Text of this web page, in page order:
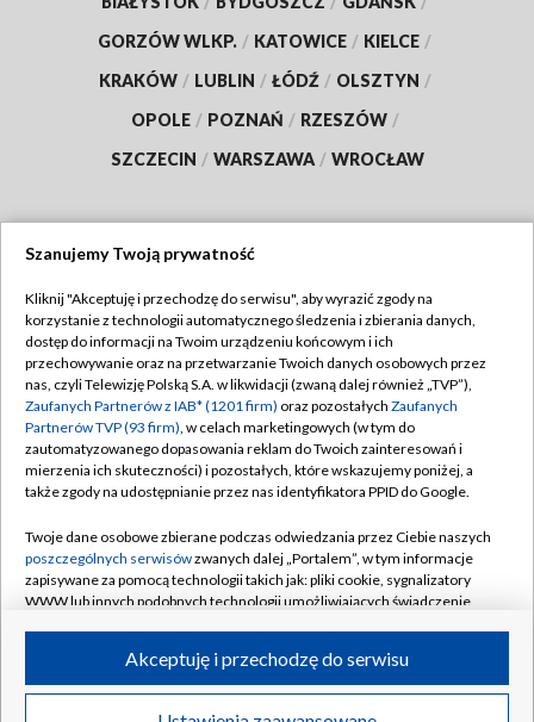
GORZÓW WLKP. / KATOWICE / KIELCE /
KRAKÓW / LUBLIN / ŁÓDŹ / OLSZTYN /
OPOLE / POZNAŃ / RZESZÓW /
SZCZECIN / WARSZAWA / WROCŁAW
TVP
Abonament TVP
Emisja w TVP
Centrum informacji TVP
Naziemna Telewizja Cyfrowa
Rada Programowa
System NOS
Informacje o nadawcy
Program dla prasy
Regulamin TVP
Polityka prywatności
Moje zgody
Pomoc
Kontakt
Kanały
©2026 Telewizja Polska S.A. w likwidacji
Szanujemy Twoją prywatność
Kliknij "Akceptuję i przechodzę do serwisu", aby wyrazić zgody na
korzystanie z technologii automatycznego śledzenia i zbierania danych,
dostęp do informacji na Twoim urządzeniu końcowym i ich
przechowywanie oraz na przetwarzanie Twoich danych osobowych przez
nas, czyli Telewizję Polską S.A. w likwidacji (zwaną dalej również „TVP”),
Zaufanych Partnerów z IAB* (1201 firm) oraz pozostałych Zaufanych
Partnerów TVP (93 firm), w celach marketingowych (w tym do
zautomatyzowanego dopasowania reklam do Twoich zainteresowań i
mierzenia ich skuteczności) i pozostałych, które wskazujemy poniżej, a
także zgody na udostępnianie przez nas identyfikatora PPID do Google.
Twoje dane osobowe zbierane podczas odwiedzania przez Ciebie naszych
poszczególnych serwisówzwanych dalej „Portalem”, w tym informacje
zapisywane za pomocą technologii takich jak: pliki cookie, sygnalizatory
WWW lub innych podobnych technologii umożliwiających świadczenie
ruchu w Internecie.
Twoje dane osobowe zbierane podczas odwiedzania przez Ciebie
Akceptuję i przechodzę do serwisu